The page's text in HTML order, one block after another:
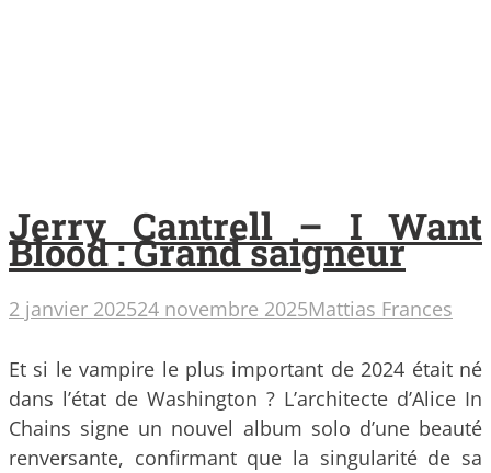
Jerry Cantrell – I Want
Blood : Grand saigneur
2 janvier 202524 novembre 2025Mattias Frances
Et si le vampire le plus important de 2024 était né
dans l’état de Washington ? L’architecte d’Alice In
Chains signe un nouvel album solo d’une beauté
renversante, confirmant que la singularité de sa